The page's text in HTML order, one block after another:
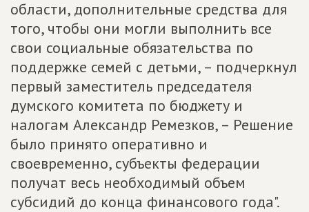
области, дополнительные средства для
того, чтобы они могли выполнить все
свои социальные обязательства по
поддержке семей с детьми, – подчеркнул
первый заместитель председателя
думского комитета по бюджету и
налогам Александр Ремезков, – Решение
было принято оперативно и
своевременно, субъекты федерации
получат весь необходимый объем
субсидий до конца финансового года".